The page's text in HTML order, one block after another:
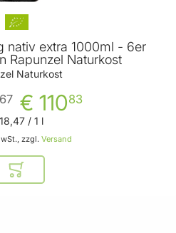
nativ extra 1000ml - 6er
Rapunzel Naturkost
Naturkost
€ 11083
67
zzgl. Versand
,47/ 1 l
In den Warenkorb